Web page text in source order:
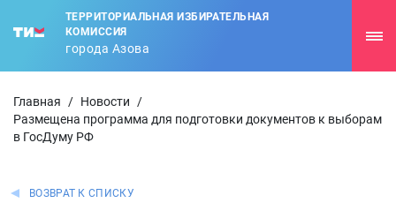
ТЕРРИТОРИАЛЬНАЯ ИЗБИРАТЕЛЬНАЯ
КОМИССИЯ
города Азова
Главная / Новости
/
Размещена программа для подготовки документов к выборам
в ГосДуму РФ
ВОЗВРАТ К СПИСКУ